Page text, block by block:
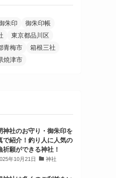
朱印
御朱印帳
東京都品川区
青梅市
箱根三社
焼津市
神社のお守り・御朱印を
で紹介！釣り人に人気の
祈願ができる神社！
年10月21日 神社